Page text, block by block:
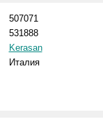
507071
531888
Kerasan
Италия